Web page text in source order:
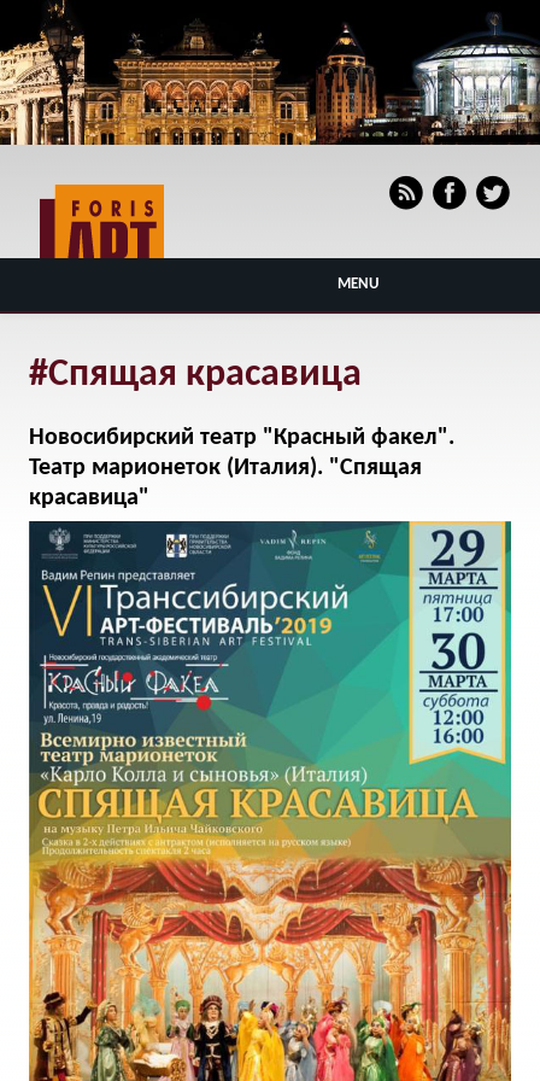
MENU
#Спящая красавица
Новосибирский театр "Красный факел".
Театр марионеток (Италия). "Спящая
красавица"